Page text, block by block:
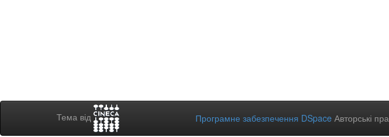
Тема від Програмне забезпечення DSpace Авторські